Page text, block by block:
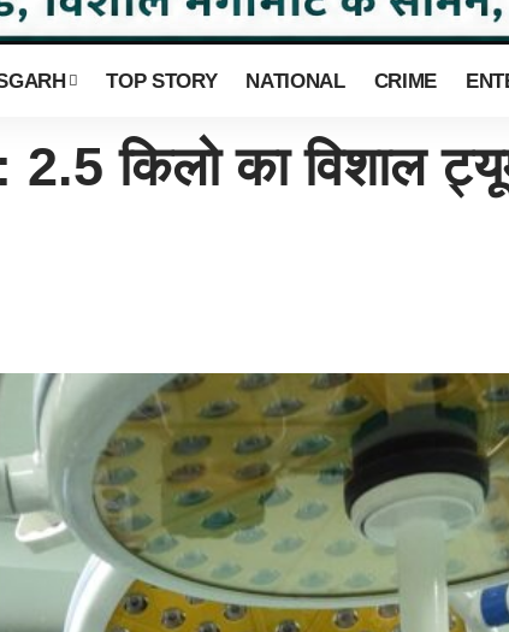
TOP STORY NATIONAL CRIME
किलो का विशाल